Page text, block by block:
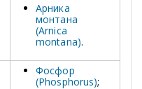
Арника
монтана
(Arnica
montana).
Фосфор
(Phosphorus);